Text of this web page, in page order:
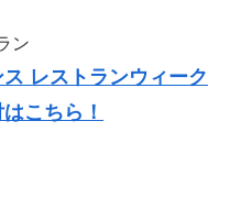
ン
レストランウィーク
こちら！